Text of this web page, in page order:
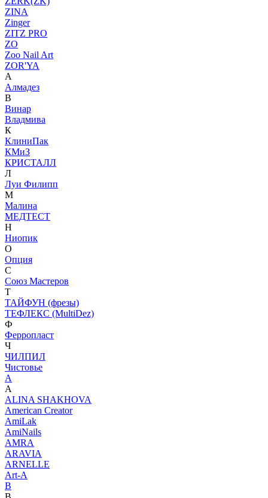
ZINA
Zinger
ZITZ PRO
ZO
Zoo Nail Art
ZOR'YA
А
Алмадез
В
Винар
Владмива
К
КлиниПак
КМиЗ
КРИСТАЛЛ
Л
Луи Филипп
М
Малина
МЕДТЕСТ
Н
Ниопик
О
Опция
С
Союз Мастеров
Т
ТАЙФУН (фрезы)
ТЕФЛЕКС (MultiDez)
Ф
Ферропласт
Ч
ЧИЛПИЛ
Чистовье
A
A
ALINA SHAKHOVA
American Creator
AmiLak
AmiNails
AMRA
ARAVIA
ARNELLE
Art-A
B